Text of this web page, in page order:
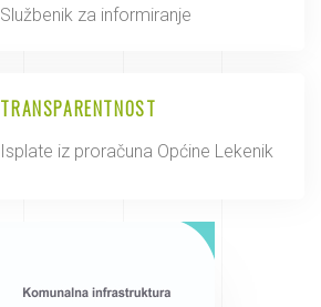
Službenik za informiranje
TRANSPARENTNOST
Isplate iz proračuna Općine Lekenik